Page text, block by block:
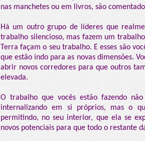
nas manchetes ou em livros, são
Há um outro grupo de líderes que
trabalho silencioso, mas fazem um
Terra façam o seu trabalho. E esses são
que estão indo para as novas dimensões.
abrir novos corredores para que outros
elevada.
O trabalho que vocês estão fazendo
internalizando em si próprios, mas o
permitindo, no seu interior, que ela se
novos potenciais para que todo o restante